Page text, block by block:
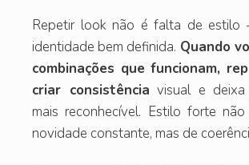
Repetir look não é falta de
identidade bem definida. Quando
combinações que funcionam,
criar consistência visual e deixa
mais reconhecível. Estilo forte
novidade constante, mas de